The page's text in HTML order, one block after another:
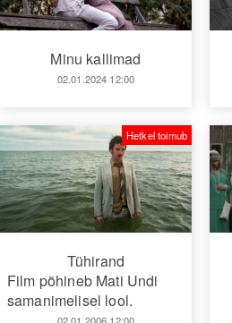
Minu kallimad
02.01.2024 12:00
Tühirand
Film põhineb Mati Undi
samanimelisel lool.
Hetkel toimub